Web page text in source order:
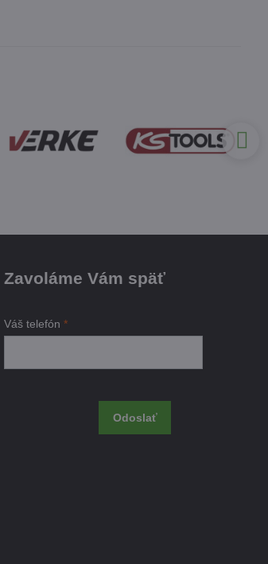
Zavoláme Vám späť
Váš telefón*
Odoslať